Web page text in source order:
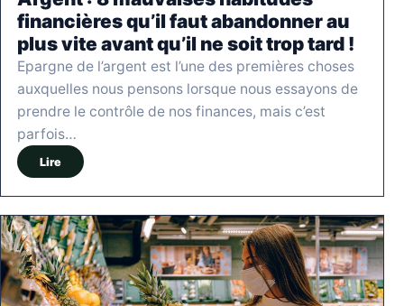
financières qu’il faut abandonner au
plus vite avant qu’il ne soit trop tard !
Epargne de l’argent est l’une des premières choses
auxquelles nous pensons lorsque nous essayons de
prendre le contrôle de nos finances, mais c’est
parfois…
Lire